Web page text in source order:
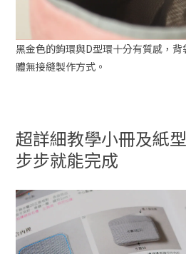
黑金色的鉤環與D型環十分有質感，
體無接縫製作方式。
超詳細教學小冊及紙
步步就能完成